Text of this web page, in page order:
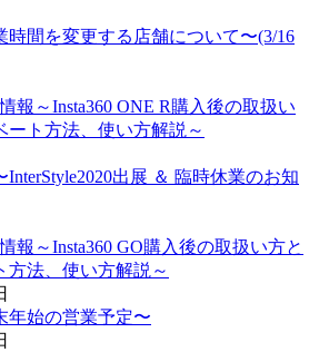
時間を変更する店舗について〜(3/16
報～Insta360 ONE R購入後の取扱い
ート方法、使い方解説～
InterStyle2020出展 ＆ 臨時休業のお知
報～Insta360 GO購入後の取扱い方と
方法、使い方解説～
年始の営業予定〜